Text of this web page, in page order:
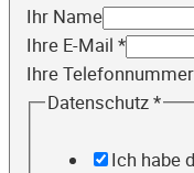
Ihr Name
Ihre E-Mail *
Ihre Telefonnummer
Datenschutz*
Ich habe